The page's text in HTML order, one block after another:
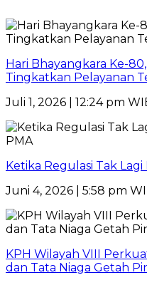
Hari Bhayangkara Ke-
Tingkatkan Pelayanan
Juli 1, 2026 | 12:24 pm
Ketika Regulasi Tak
Juni 4, 2026 | 5:58 pm
KPH Wilayah VIII
dan Tata Niaga Getah